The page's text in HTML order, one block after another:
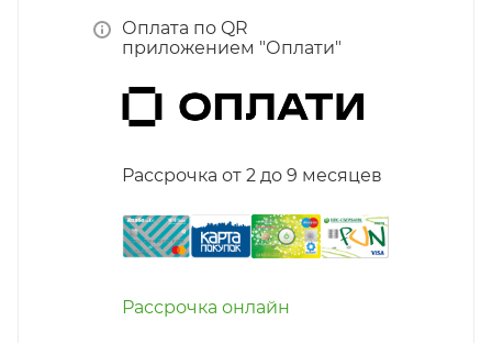
Оплата по QR
приложением "Оплати"
Рассрочка от 2 до 9 месяцев
Рассрочка онлайн